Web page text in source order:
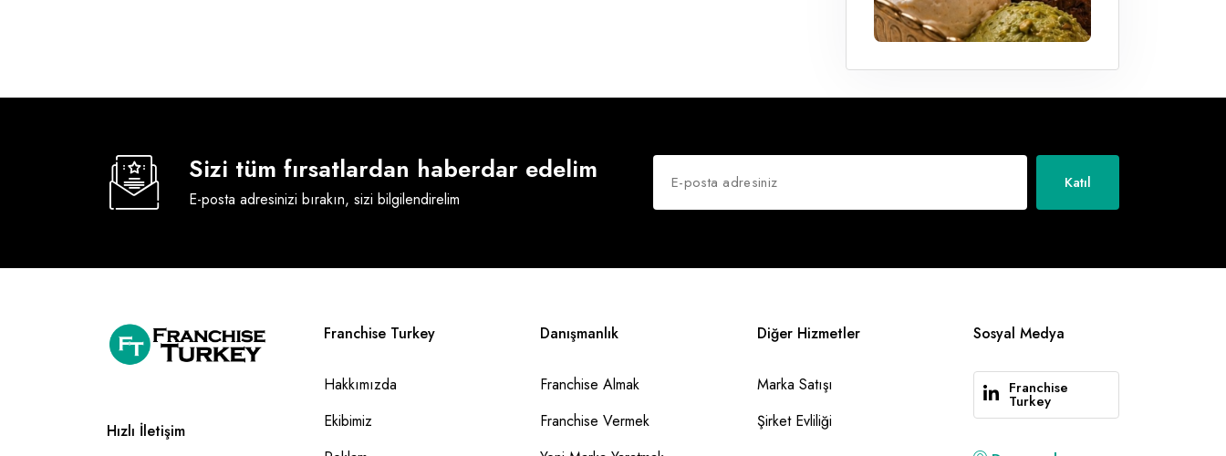
Sizi tüm fırsatlardan haberdar edelim
E-posta adresinizi bırakın, sizi bilgilendirelim
Katıl
Hızlı İletişim
Franchise Turkey
Hakkımızda
Ekibimiz
Danışmanlık
Franchise Almak
Franchise Vermek
Diğer Hizmetler
Marka Satışı
Şirket Evliliği
Sosyal Medya
Franchise
Turkey